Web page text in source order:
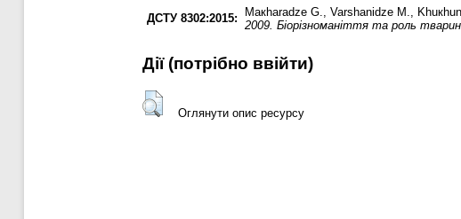
ДСТУ 8302:2015:
Maкharadze G., Varshanіdze М.,
2009. Біорізноманіття та роль
Дії ​​(потрібно ввійти)
Оглянути опис ресурсу